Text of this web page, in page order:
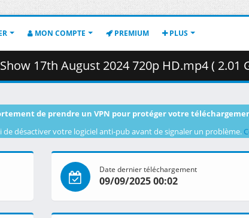
MON COMPTE PREMIUM PLUS
17th August 2024 720p HD.mp4 ( 2.01
de prendre un VPN pour protéger votre
de désactiver votre logiciel anti-pub avant de signaler un problème.
Date dernier téléchargement
09/09/2025 00:02